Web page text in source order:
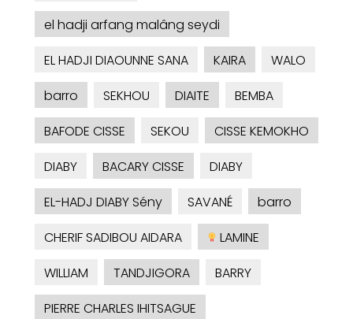
el hadji arfang malâng seydi
EL HADJI DIAOUNNE SANA
KAIRA
WALO
barro
SEKHOU DIAITE
BEMBA
BAFODE CISSE
SEKOU
CISSE KEMOKHO
DIABY
BACARY CISSE
DIABY
EL-HADJ DIABY Sény
SAVANÉ
barro
CHERIF SADIBOU AIDARA
LAMINE
WILLIAM
TANDJIGORA
BARRY
PIERRE CHARLES IHITSAGUE